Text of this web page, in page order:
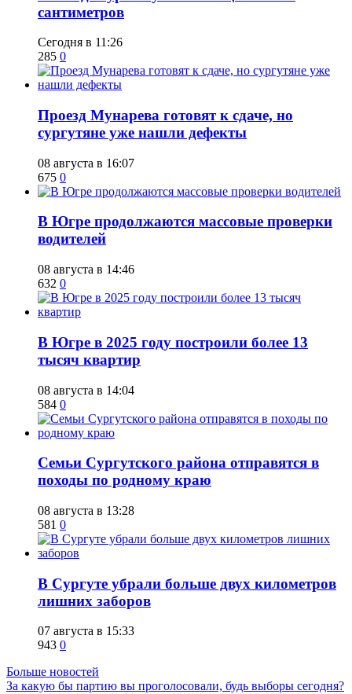
сантиметров
Сегодня в 11:26
285 0
​Проезд Мунарева готовят к сдаче, но
сургутяне уже нашли дефекты
08 августа в 16:07
675 0
​В Югре продолжаются массовые проверки
водителей
08 августа в 14:46
632 0
​В Югре в 2025 году построили более 13
тысяч квартир
08 августа в 14:04
584 0
​Семьи Сургутского района отправятся в
походы по родному краю
08 августа в 13:28
581 0
​В Сургуте убрали больше двух километров
лишних заборов
07 августа в 15:33
943 0
Больше новостей
За какую бы партию вы проголосовали, будь выборы сегодня?